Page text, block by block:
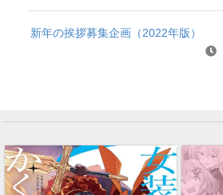
新年の挨拶募集企画（2022年版）